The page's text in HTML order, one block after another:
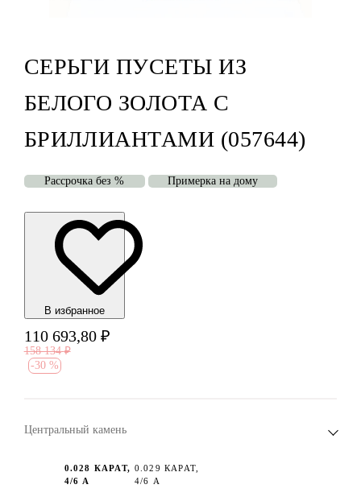
СЕРЬГИ ПУСЕТЫ ИЗ
БЕЛОГО ЗОЛОТА С
БРИЛЛИАНТАМИ (057644)
Рассрочка без % Примерка на дому
В избранноe
110 693,80 ₽
158 134 ₽
-30 %
Центральный камень
0.028 КАРАТ,
4/6 А
0.029 КАРАТ,
4/6 А